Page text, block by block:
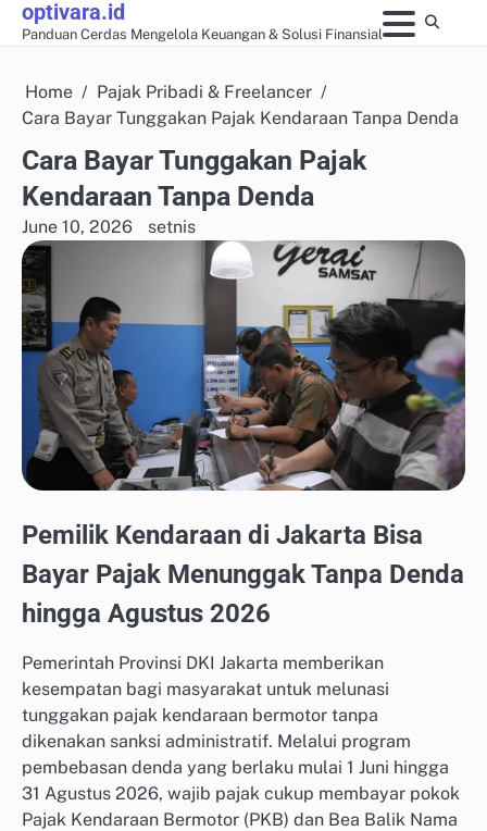
Skipoptivara.id
Panduan Cerdas Mengelola Keuangan & Solusi Finansial
Home
Pajak Pribadi & Freelancer
Cara Bayar Tunggakan Pajak Kendaraan Tanpa Denda
Cara Bayar Tunggakan Pajak
Kendaraan Tanpa Denda
June 10, 2026 setnis
Pemilik Kendaraan di Jakarta Bisa
Bayar Pajak Menunggak Tanpa Denda
hingga Agustus 2026
Pemerintah Provinsi DKI Jakarta memberikan
kesempatan bagi masyarakat untuk melunasi
tunggakan pajak kendaraan bermotor tanpa
dikenakan sanksi administratif. Melalui program
pembebasan denda yang berlaku mulai 1 Juni hingga
31 Agustus 2026, wajib pajak cukup membayar pokok
Pajak Kendaraan Bermotor (PKB) dan Bea Balik Nama